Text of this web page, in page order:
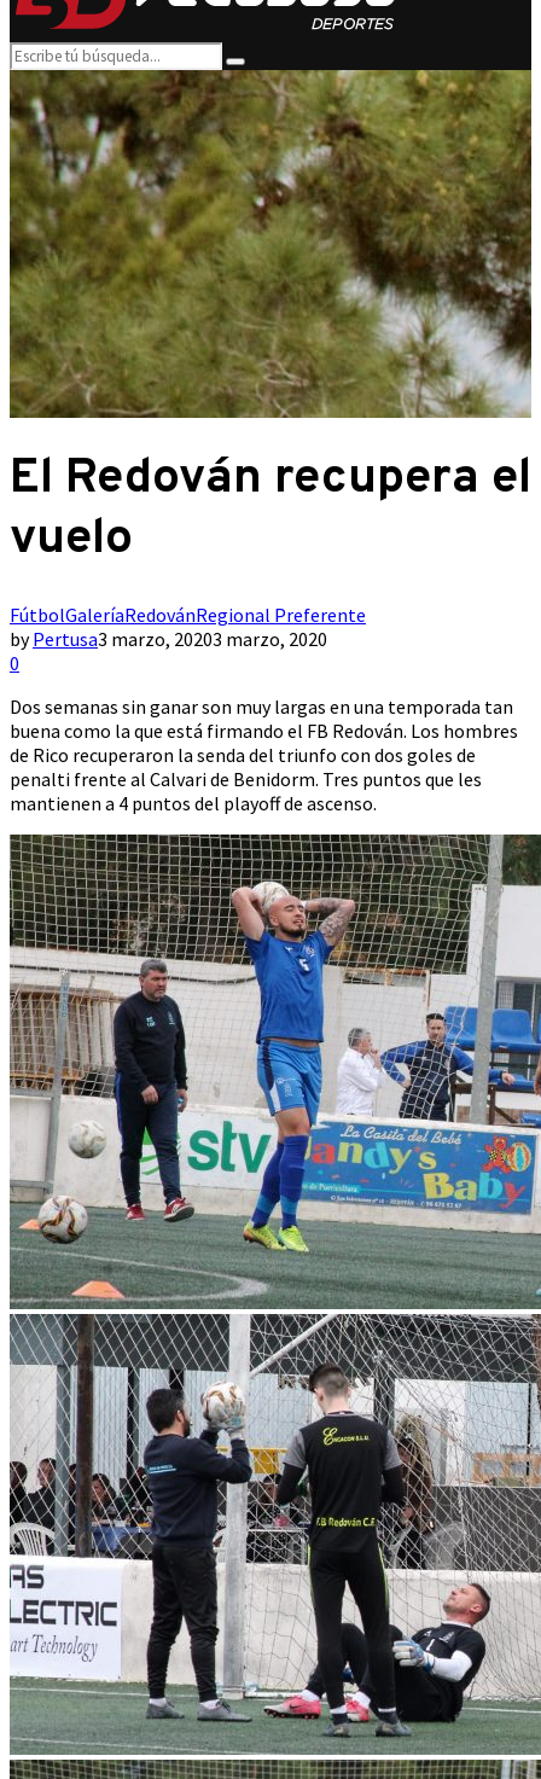
Search
for:
Search
El Redován recupera el
vuelo
FútbolGaleríaRedovánRegional Preferente
byPertusa3 marzo, 20203 marzo, 2020
0
Dos semanas sin ganar son muy largas en una temporada tan
buena como la que está firmando el FB Redován. Los hombres
de Rico recuperaron la senda del triunfo con dos goles de
penalti frente al Calvari de Benidorm. Tres puntos que les
mantienen a 4 puntos del playoff de ascenso.